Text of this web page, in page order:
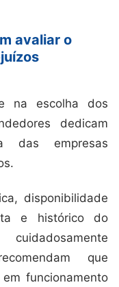
avaliar o
na escolha dos
dedicam
das empresas
disponibilidade
e histórico do
que
funcionamento